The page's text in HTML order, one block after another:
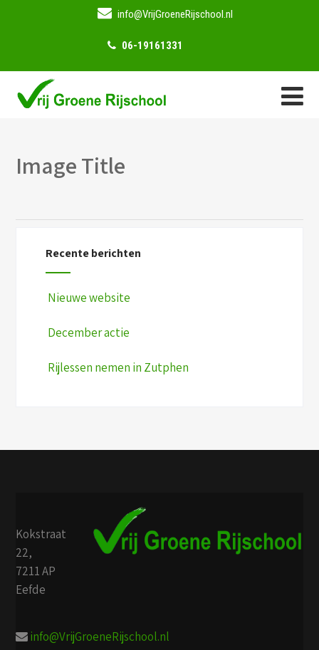
info@VrijGroeneRijschool.nl
06-19161331
Image Title
Recente berichten
Nieuwe website
December actie
Rijlessen nemen in Zutphen
Kokstraat
22,
7211 AP
Eefde
info@VrijGroeneRijschool.nl